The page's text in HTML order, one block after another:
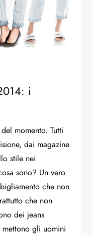
i
momento. Tutti
dai magazine
stile nei
sono? Un vero
che non
che non
dei jeans
gli uomini